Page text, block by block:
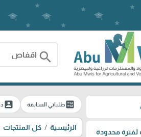
search
محدودة
ballotطلباتي السابقة account_box
الرئيسية كل المنتجات